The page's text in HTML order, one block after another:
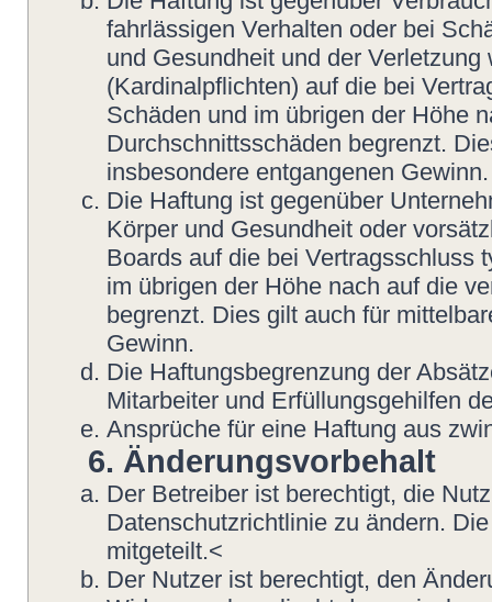
fahrlässigen Verhalten oder bei
und Gesundheit und der
(Kardinalpflichten) auf die bei
Schäden und im übrigen der Höhe
Durchschnittsschäden begrenzt.
insbesondere entgangenen Gewinn.
Die Haftung ist gegenüber
Körper und Gesundheit oder
Boards auf die bei Vertragsschluss
im übrigen der Höhe nach auf die
begrenzt. Dies gilt auch für
Gewinn.
Die Haftungsbegrenzung der
Mitarbeiter und Erfüllungsgehilfen
Ansprüche für eine Haftung aus
6. Änderungsvorbehalt
Der Betreiber ist berechtigt, die
Datenschutzrichtlinie zu ändern.
mitgeteilt.<
Der Nutzer ist berechtigt, den